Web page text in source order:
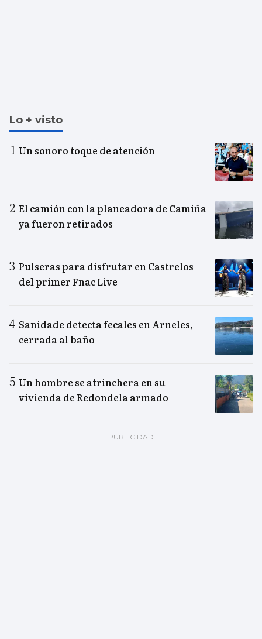
Lo + visto
Un sonoro toque de atención
El camión con la planeadora de Camiña
ya fueron retirados
Pulseras para disfrutar en Castrelos
del primer Fnac Live
Sanidade detecta fecales en Arneles,
cerrada al baño
Un hombre se atrinchera en su
vivienda de Redondela armado